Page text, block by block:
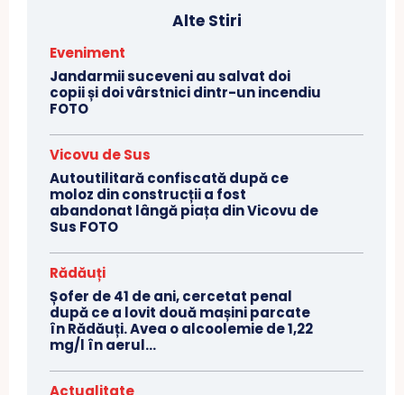
Alte Stiri
Eveniment
Jandarmii suceveni au salvat doi
copii și doi vârstnici dintr-un incendiu
FOTO
Vicovu de Sus
Autoutilitară confiscată după ce
moloz din construcții a fost
abandonat lângă piața din Vicovu de
Sus FOTO
Rădăuți
Șofer de 41 de ani, cercetat penal
după ce a lovit două mașini parcate
în Rădăuți. Avea o alcoolemie de 1,22
mg/l în aerul...
Actualitate